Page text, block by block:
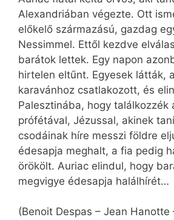
Alexandriában végezte. Ott
előkelő származású, gazdag
Nessimmel. Ettől kezdve
barátok lettek. Egy napon
hirtelen eltűnt. Egyesek látták,
karavánhoz csatlakozott, és
Palesztinába, hogy találkozzék
prófétával, Jézussal, akinek
csodáinak híre messzi földre
édesapja meghalt, a fia pedig
örökölt. Auriac elindul, hogy
megvigye édesapja halálhírét…
(Benoit Despas – Jean Hanotte